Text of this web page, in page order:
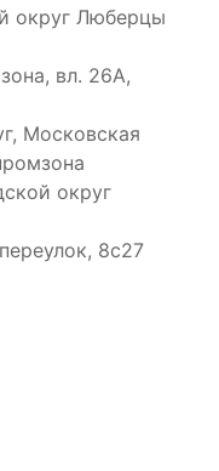
округ Люберцы
вл. 26А,
Московская
округ
8с27